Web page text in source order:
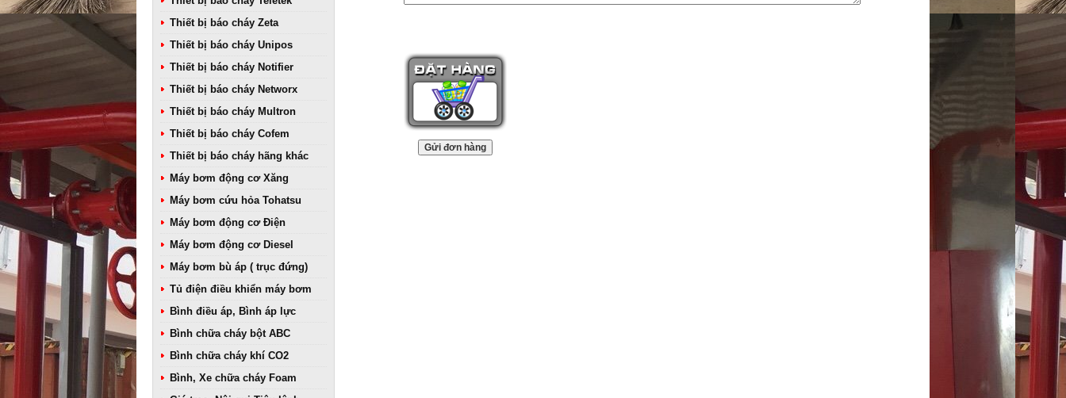
Thiết bị báo cháy Zeta
Thiết bị báo cháy Unipos
Thiết bị báo cháy Notifier
Thiết bị báo cháy Networx
Thiết bị báo cháy Multron
Thiết bị báo cháy Cofem
Thiết bị báo cháy hãng khác
Máy bơm động cơ Xăng
Máy bơm cứu hỏa Tohatsu
Máy bơm động cơ Điện
Máy bơm động cơ Diesel
Máy bơm bù áp ( trục đứng)
Tủ điện điều khiển máy bơm
Bình điều áp, Bình áp lực
Bình chữa cháy bột ABC
Bình chữa cháy khí CO2
Bình, Xe chữa cháy Foam